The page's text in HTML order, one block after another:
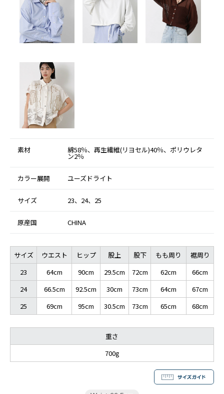
素材 綿58％、再生繊維(リヨセル)40％、ポリウレタ
ン2％
カラー展開 ユーズドライト
サイズ 23、24、25
原産国 CHINA
サイズ ウエスト ヒップ 股上 股下 もも周り
裾周り
23
64cm 90cm 29.5cm 72cm 62cm
66cm
24
66.5cm 92.5cm 30cm 73cm 64cm
67cm
25
69cm 95cm 30.5cm 73cm 65cm 68cm
重さ
700g